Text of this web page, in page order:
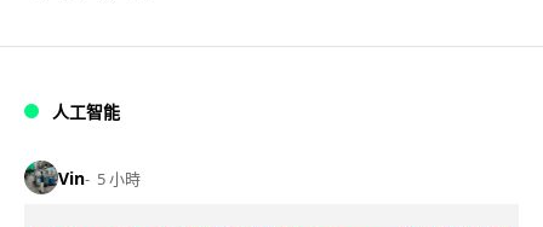
人工智能
Vin 5 小時